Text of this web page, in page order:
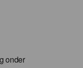
onder